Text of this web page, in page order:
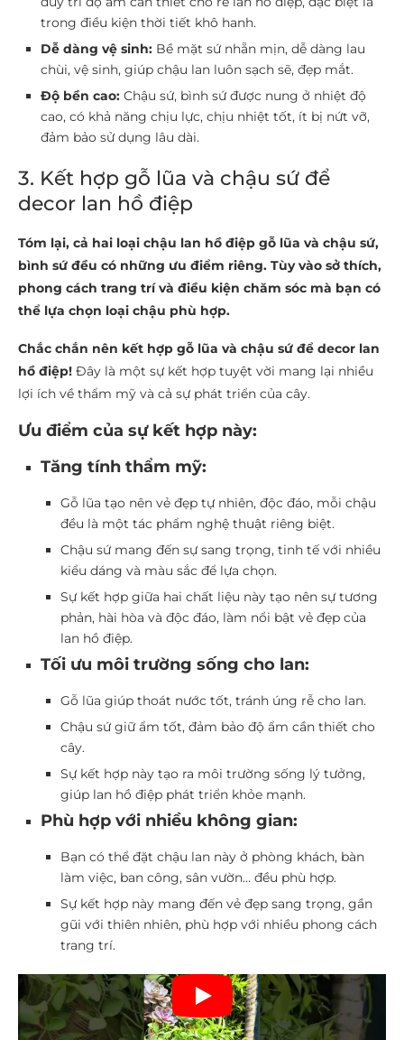
trong điều kiện thời tiết khô hanh.
Dễ dàng vệ sinh: Bề mặt sứ nhẵn mịn, dễ dàng lau
chùi, vệ sinh, giúp chậu lan luôn sạch sẽ, đẹp mắt.
Độ bền cao: Chậu sứ, bình sứ được nung ở nhiệt độ
cao, có khả năng chịu lực, chịu nhiệt tốt, ít bị nứt vỡ,
đảm bảo sử dụng lâu dài.
3. Kết hợp gỗ lũa và chậu sứ để
decor lan hồ điệp
Tóm lại, cả hai loại chậu lan hồ điệp gỗ lũa và chậu sứ,
bình sứ đều có những ưu điểm riêng. Tùy vào sở thích,
phong cách trang trí và điều kiện chăm sóc mà bạn có
thể lựa chọn loại chậu phù hợp.
Chắc chắn nên kết hợp gỗ lũa và chậu sứ để decor lan
hồ điệp! Đây là một sự kết hợp tuyệt vời mang lại nhiều
lợi ích về thẩm mỹ và cả sự phát triển của cây.
Ưu điểm của sự kết hợp này:
Tăng tính thẩm mỹ:
Gỗ lũa tạo nên vẻ đẹp tự nhiên, độc đáo, mỗi chậu
đều là một tác phẩm nghệ thuật riêng biệt.
Chậu sứ mang đến sự sang trọng, tinh tế với nhiều
kiểu dáng và màu sắc để lựa chọn.
Sự kết hợp giữa hai chất liệu này tạo nên sự tương
phản, hài hòa và độc đáo, làm nổi bật vẻ đẹp của
lan hồ điệp.
Tối ưu môi trường sống cho lan:
Gỗ lũa giúp thoát nước tốt, tránh úng rễ cho lan.
Chậu sứ giữ ẩm tốt, đảm bảo độ ẩm cần thiết cho
cây.
Sự kết hợp này tạo ra môi trường sống lý tưởng,
giúp lan hồ điệp phát triển khỏe mạnh.
Phù hợp với nhiều không gian:
Bạn có thể đặt chậu lan này ở phòng khách, bàn
làm việc, ban công, sân vườn… đều phù hợp.
Sự kết hợp này mang đến vẻ đẹp sang trọng, gần
gũi với thiên nhiên, phù hợp với nhiều phong cách
trang trí.